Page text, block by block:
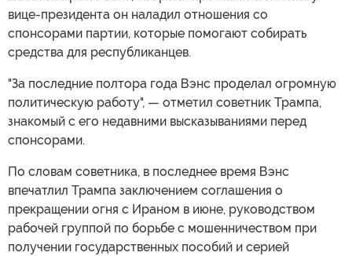
вице-президента он наладил отношения со
спонсорами партии, которые помогают собирать
средства для республиканцев.
"За последние полтора года Вэнс проделал огромную
политическую работу", — отметил советник Трампа,
знакомый с его недавними высказываниями перед
спонсорами.
По словам советника, в последнее время Вэнс
впечатлил Трампа заключением соглашения о
прекращении огня с Ираном в июне, руководством
рабочей группой по борьбе с мошенничеством при
получении государственных пособий и серией